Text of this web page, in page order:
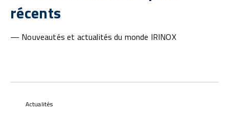
récents
— Nouveautés et actualités du monde IRINOX
Actualités